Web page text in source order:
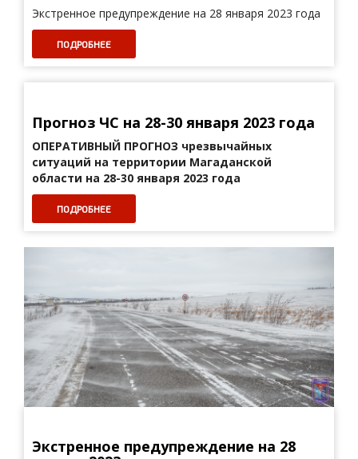
Экстренное предупреждение на 28 января 2023 года
ПОДРОБНЕЕ
Прогноз ЧС на 28-30 января 2023 года
ОПЕРАТИВНЫЙ ПРОГНОЗ чрезвычайных
ситуаций на территории Магаданской
области на 28-30 января 2023 года
ПОДРОБНЕЕ
Экстренное предупреждение на 28